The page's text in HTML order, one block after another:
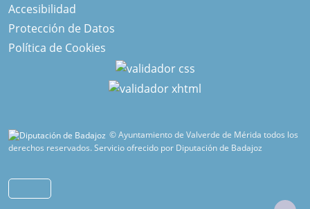
Accesibilidad
Protección de Datos
Política de Cookies
© Ayuntamiento de Valverde de Mérida todos los
derechos reservados.Servicio ofrecido por Diputación de Badajoz